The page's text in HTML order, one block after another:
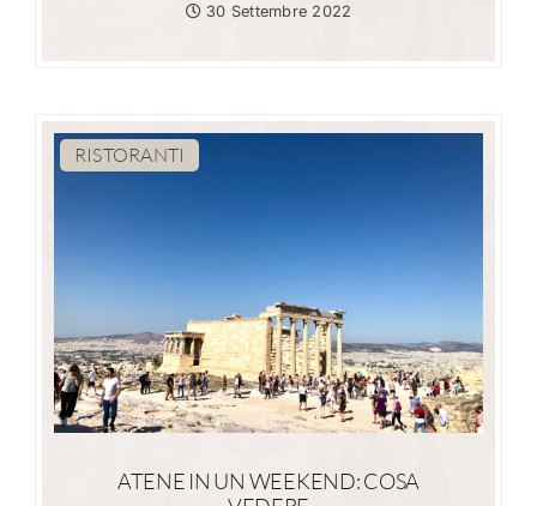
30 Settembre 2022
RISTORANTI
ATENE IN UN WEEKEND: COSA